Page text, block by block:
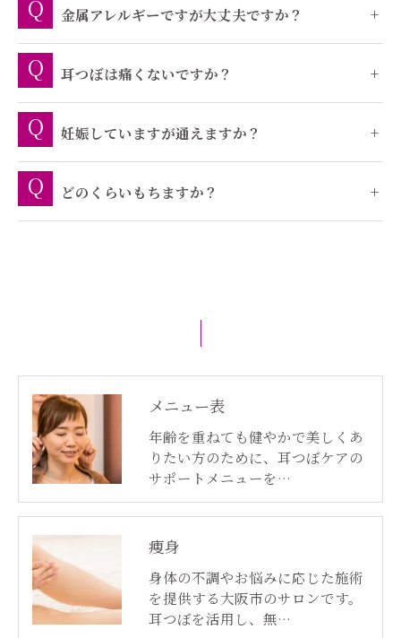
金属アレルギーですが大丈夫ですか？
耳つぼは痛くないですか？
妊娠していますが通えますか？
どのくらいもちますか？
メニュー表
年齢を重ねても健やかで美しくあ
りたい方のために、耳つぼケアの
サポートメニューを…
痩身
身体の不調やお悩みに応じた施術
を提供する大阪市のサロンです。
耳つぼを活用し、無…
ご予約はこちら